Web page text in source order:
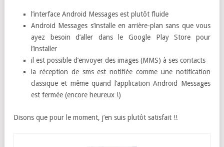
l’interface Android Messages est plutôt fluide
Android Messages s’installe en arrière-plan sans que vous
ayez besoin d’aller dans le Google Play Store pour
l’installer
il est possible d’envoyer des images (MMS) à ses contacts
la réception de sms est notifiée comme une notification
classique et même quand l’application Android Messages
est fermée (encore heureux !)
Disons que pour le moment, j’en suis plutôt satisfait !!